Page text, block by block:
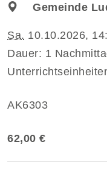
Gemeinde
Sa. 10.10.2026,
Dauer: 1
AK6303
62,00 €